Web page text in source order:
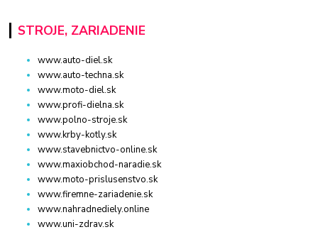
STROJE, ZARIADENIE
www.auto-diel.sk
www.auto-techna.sk
www.moto-diel.sk
www.profi-dielna.sk
www.polno-stroje.sk
www.krby-kotly.sk
www.stavebnictvo-online.sk
www.maxiobchod-naradie.sk
www.moto-prislusenstvo.sk
www.firemne-zariadenie.sk
www.nahradnediely.online
www.uni-zdrav.sk